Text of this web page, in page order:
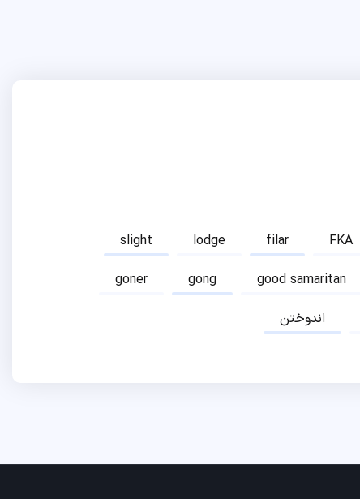
slight lodge filar FKA
goner
gong good samaritan
اندوختن